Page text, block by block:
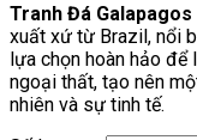
Tranh Đá Galapagos
xuất xứ từ Brazil, nổi
lựa chọn hoàn hảo để
ngoại thất, tạo nên
nhiên và sự tinh tế.